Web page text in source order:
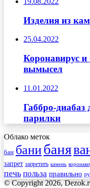
Изделия из
25.04.2022
Коронавирус
вымысел
11.01.2022
Габбро-диабаз
парилки
Облако меток
бан банибаня
запрет запретить камень
печь польза правильно
© Copyright 2026,